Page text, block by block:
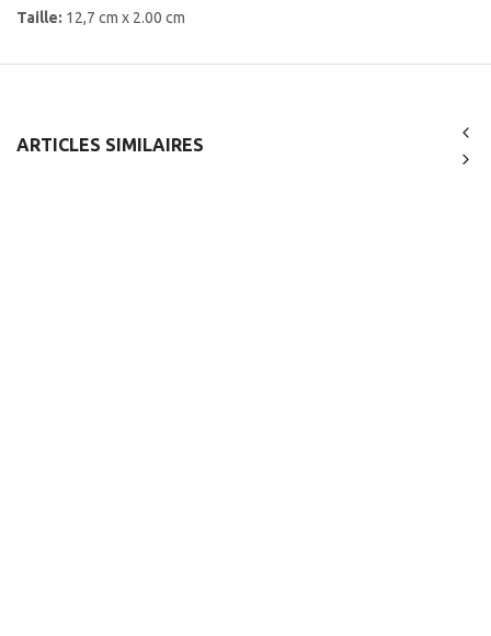
Taille: 12,7 cm x 2.00 cm
ARTICLES SIMILAIRES